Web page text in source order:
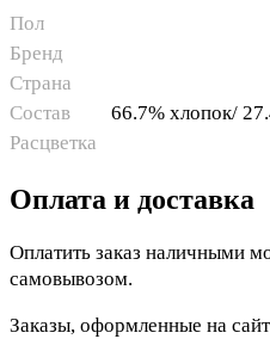
Пол
Бренд
Страна
Состав
66.7% хлопок/
Расцветка
Оплата и доставка
Оплатить заказ наличными
самовывозом.
Заказы, оформленные на